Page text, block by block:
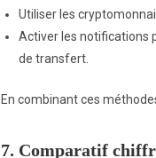
Utiliser les
Activer les notifications
de transfert.
En combinant ces
7. Comparatif